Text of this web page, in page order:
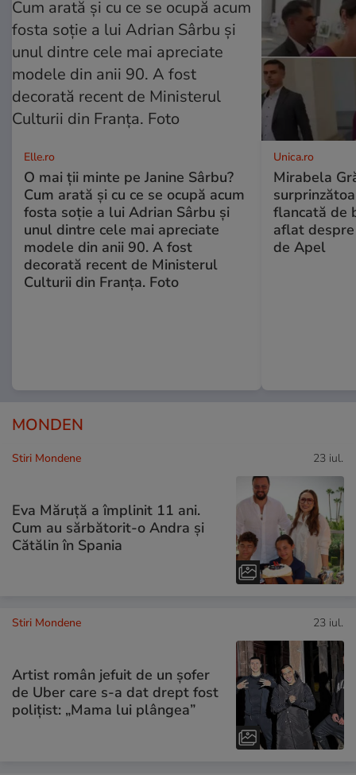
Elle.ro
O mai ții minte pe Janine Sârbu?
Cum arată și cu ce se ocupă acum
fosta soție a lui Adrian Sârbu și
unul dintre cele mai apreciate
modele din anii 90. A fost
decorată recent de Ministerul
Culturii din Franța. Foto
Unica.ro
Mirabela
flancată de
aflat
de Apel
MONDEN
Stiri Mondene 23 iul.
Eva Măruță a împlinit 11 ani.
Cum au sărbătorit-o Andra și
Cătălin în Spania
Stiri Mondene 23 iul.
Artist român jefuit de un șofer
de Uber care s-a dat drept fost
polițist: „Mama lui plângea”